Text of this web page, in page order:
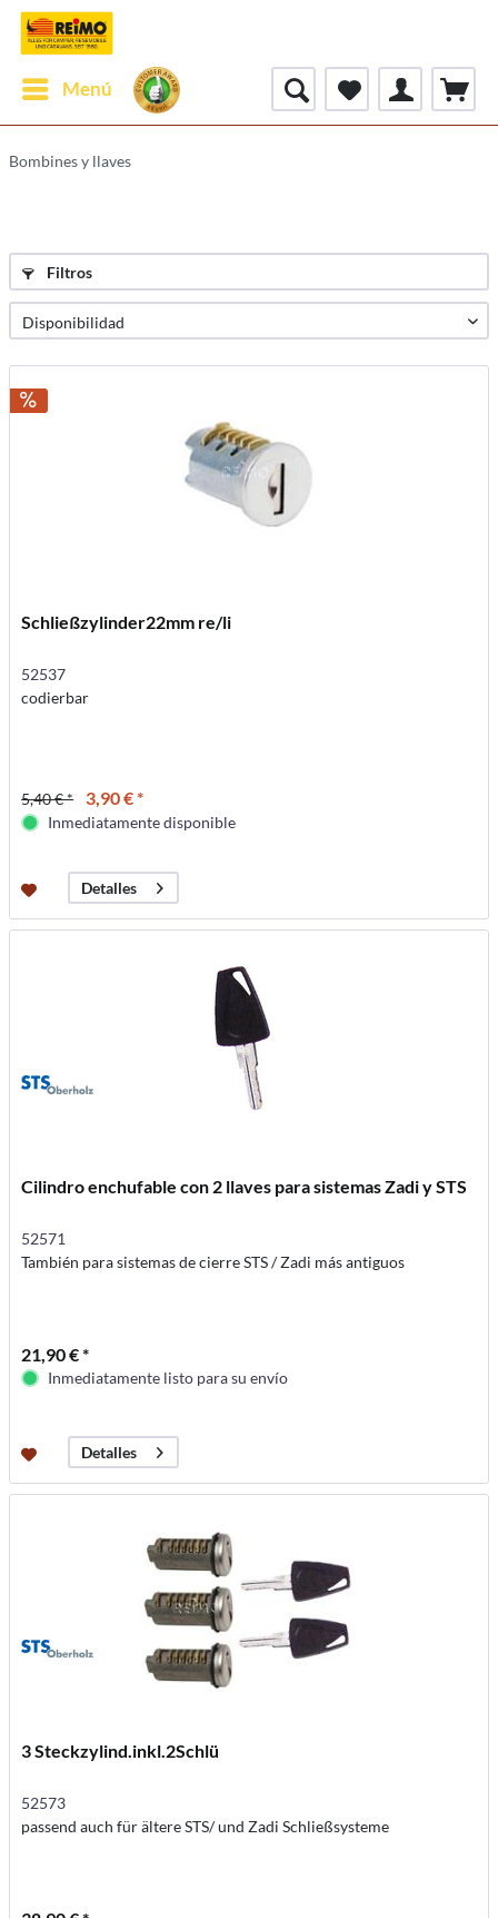
Menú
Bombines y llaves
Filtros
Schließzylinder22mm re/li
52537
codierbar
5,40 € * 3,90 € *
Inmediatamente disponible
Detalles
Cilindro enchufable con 2 llaves para sistemas Zadi y STS
52571
También para sistemas de cierre STS / Zadi más antiguos
21,90 € *
Inmediatamente listo para su envío
Detalles
3 Steckzylind.inkl.2Schlü
52573
passend auch für ältere STS/ und Zadi Schließsysteme